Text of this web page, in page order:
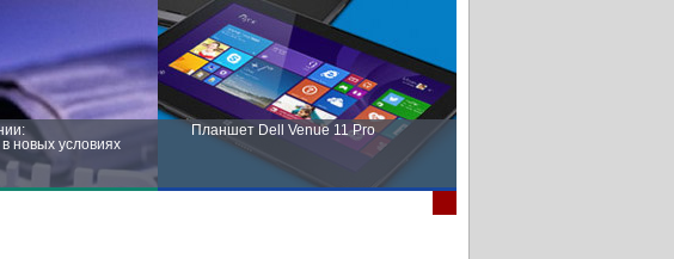
новых условиях
Планшет Dell Venue 11 Pro